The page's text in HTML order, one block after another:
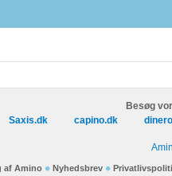
Besøg
Saxis.dk capino.dk
af Amino Nyhedsbrev